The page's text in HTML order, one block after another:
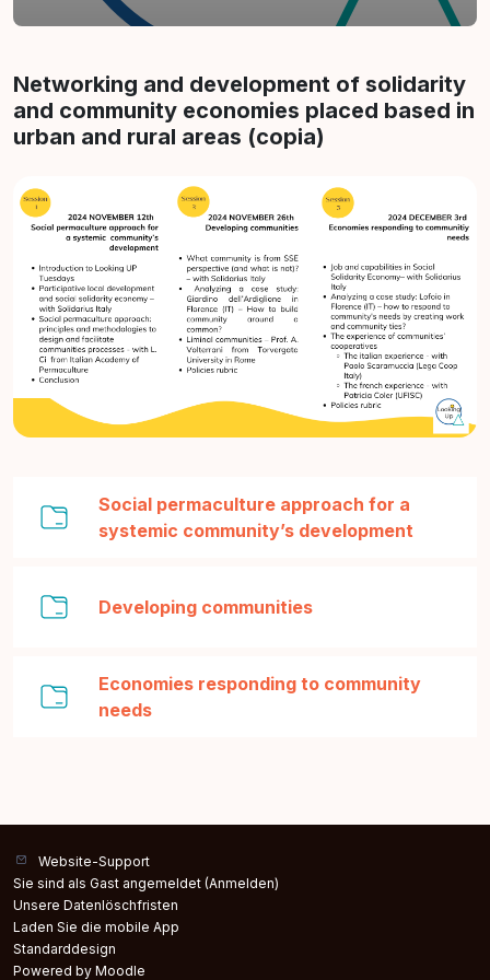
Abschnittsübersicht
Networking and development of solidarity
and community economies placed based in
urban and rural areas (copia)
Social permaculture approach for a
systemic community’s development
Developing communitiesVerzeichnis
Economies responding to community
needsVerzeichnis
Website-Support
Sie sind als Gast angemeldet (Anmelden)
Unsere Datenlöschfristen
Laden Sie die mobile App
Standarddesign
Powered by Moodle